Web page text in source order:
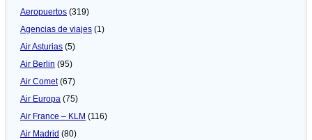
Aeropuertos (319)
Agencias de viajes (1)
Air Asturias (5)
Air Berlin (95)
Air Comet(67)
Air Europa (75)
Air France – KLM (116)
Air Madrid (80)